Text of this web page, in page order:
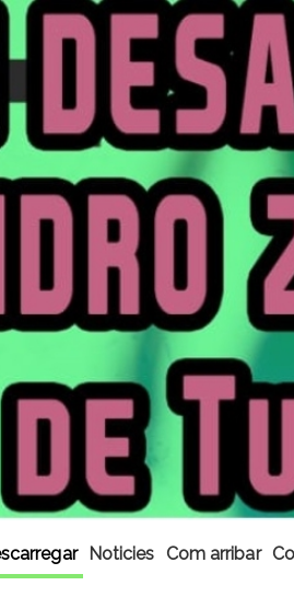
Noticies Com arribar